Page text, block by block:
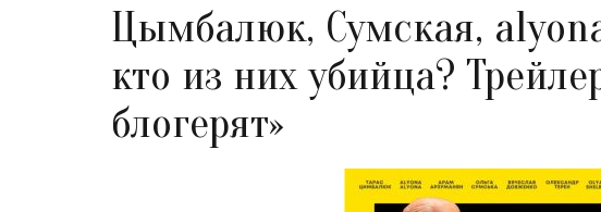
Цымбалюк, Сумская,
кто из них убийца?
блогерят»